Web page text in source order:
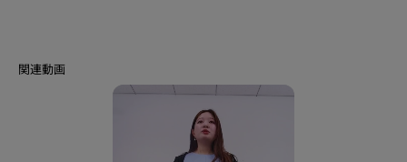
適度なハリ感があり、薄手でもシルエットが綺麗に保てます。
軽くてシワになりにくく、肌に張り付かない爽やかな着心地。
これからの季節に嬉しい、撥水加工／UVカット機能付きです。